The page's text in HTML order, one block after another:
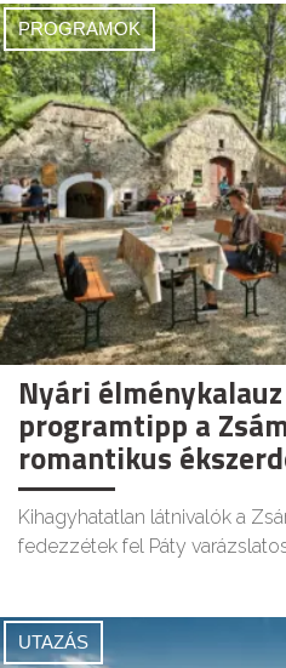
PROGRAMOK
Nyári
programtipp a
romantikus
Kihagyhatatlan látnivalók a
fedezzétek fel Páty
UTAZÁS